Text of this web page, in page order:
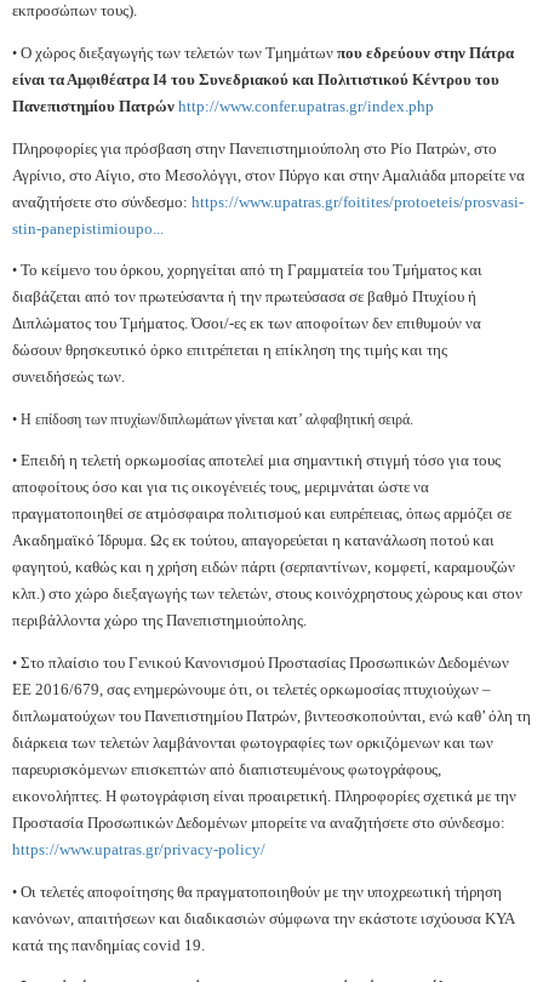
εκπροσώπων τους).
• Ο χώρος διεξαγωγής των τελετών των Τμημάτων που εδρεύουν στην Πάτρα
είναι τα Αμφιθέατρα Ι4 του Συνεδριακού και Πολιτιστικού Κέντρου του
Πανεπιστημίου Πατρών http://www.confer.upatras.gr/index.php
Πληροφορίες για πρόσβαση στην Πανεπιστημιούπολη στο Ρίο Πατρών, στο
Αγρίνιο, στο Αίγιο, στο Μεσολόγγι, στον Πύργο και στην Αμαλιάδα μπορείτε να
αναζητήσετε στο σύνδεσμο: https://www.upatras.gr/foitites/protoeteis/prosvasi-
stin-panepistimioupo...
• Το κείμενο του όρκου, χορηγείται από τη Γραμματεία του Τμήματος και
διαβάζεται από τον πρωτεύσαντα ή την πρωτεύσασα σε βαθμό Πτυχίου ή
Διπλώματος του Τμήματος. Όσοι/-ες εκ των αποφοίτων δεν επιθυμούν να
δώσουν θρησκευτικό όρκο επιτρέπεται η επίκληση της τιμής και της
συνειδήσεώς των.
• Η επίδοση των πτυχίων/διπλωμάτων γίνεται κατ’ αλφαβητική σειρά.
• Επειδή η τελετή ορκωμοσίας αποτελεί μια σημαντική στιγμή τόσο για τους
αποφοίτους όσο και για τις οικογένειές τους, μεριμνάται ώστε να
πραγματοποιηθεί σε ατμόσφαιρα πολιτισμού και ευπρέπειας, όπως αρμόζει σε
Ακαδημαϊκό Ίδρυμα. Ως εκ τούτου, απαγορεύεται η κατανάλωση ποτού και
φαγητού, καθώς και η χρήση ειδών πάρτι (σερπαντίνων, κομφετί, καραμουζών
κλπ.) στο χώρο διεξαγωγής των τελετών, στους κοινόχρηστους χώρους και στον
περιβάλλοντα χώρο της Πανεπιστημιούπολης.
• Στο πλαίσιο του Γενικού Κανονισμού Προστασίας Προσωπικών Δεδομένων
ΕΕ 2016/679, σας ενημερώνουμε ότι, οι τελετές ορκωμοσίας πτυχιούχων –
διπλωματούχων του Πανεπιστημίου Πατρών, βιντεοσκοπούνται, ενώ καθ’ όλη τη
διάρκεια των τελετών λαμβάνονται φωτογραφίες των ορκιζόμενων και των
παρευρισκόμενων επισκεπτών από διαπιστευμένους φωτογράφους,
εικονολήπτες. Η φωτογράφιση είναι προαιρετική. Πληροφορίες σχετικά με την
Προστασία Προσωπικών Δεδομένων μπορείτε να αναζητήσετε στο σύνδεσμο:
https://www.upatras.gr/privacy-policy/
• Οι τελετές αποφοίτησης θα πραγματοποιηθούν με την υποχρεωτική τήρηση
κανόνων, απαιτήσεων και διαδικασιών σύμφωνα την εκάστοτε ισχύουσα ΚΥΑ
κατά της πανδημίας covid 19.